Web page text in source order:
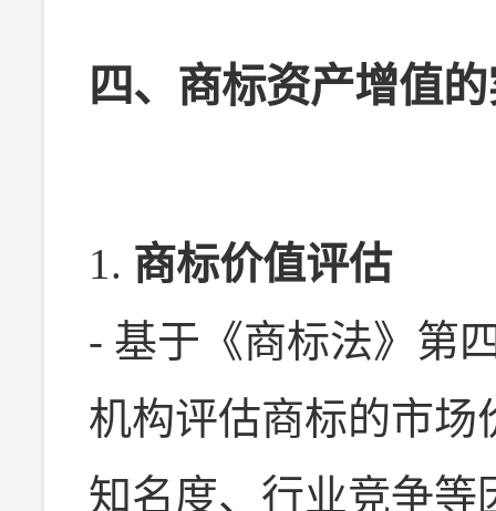
四、商标资产增值
1. 商标价值评估
- 基于《商标法》第
机构评估商标的市场
知名度、行业竞争等